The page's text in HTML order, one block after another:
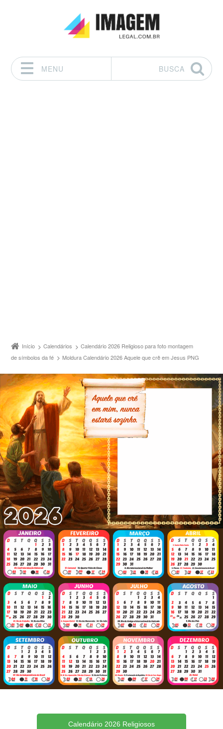
MENU
BUSCA
Início Calendários
Calendário 2026 Religioso para foto montagem
de símbolos da fé
Moldura Calendário 2026 Aquele que crê em Jesus PNG
Calendário 2026 Religiosos